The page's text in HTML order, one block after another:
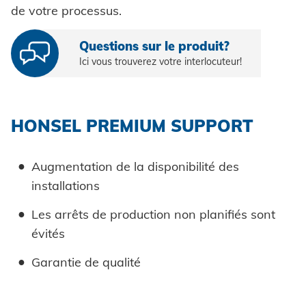
de votre processus.
Questions sur le produit?
Ici vous trouverez votre interlocuteur!
HONSEL PREMIUM SUPPORT
Augmentation de la disponibilité des
installations
Les arrêts de production non planifiés sont
évités
Garantie de qualité